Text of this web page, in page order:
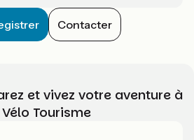
Contacter
et vivez votre aventure à
Vélo Tourisme